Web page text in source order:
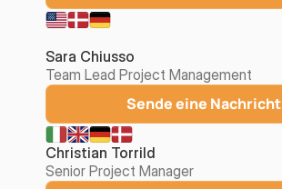
Sara Chiusso
Team Lead Project Management
Sende eine Nachricht
Christian Torrild
Senior Project Manager